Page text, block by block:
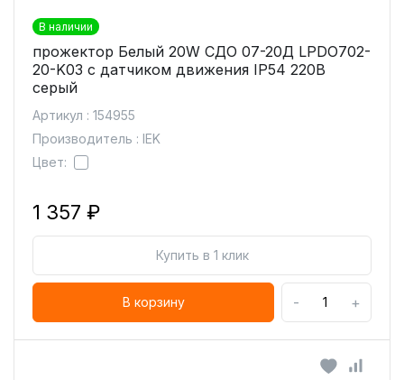
В наличии
прожектор Белый 20W СДО 07-20Д LPDO702-
20-K03 с датчиком движения IP54 220В
серый
Артикул : 154955
Производитель : IEK
Цвет:
1 357 ₽
Купить в 1 клик
В корзину - +